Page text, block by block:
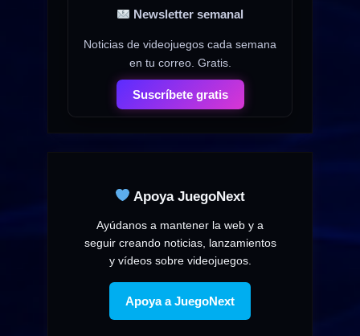
Newsletter semanal
Noticias de videojuegos cada semana
en tu correo. Gratis.
Suscríbete gratis
Apoya JuegoNext
Ayúdanos a mantener la web y a
seguir creando noticias, lanzamientos
y vídeos sobre videojuegos.
Apoya a JuegoNext